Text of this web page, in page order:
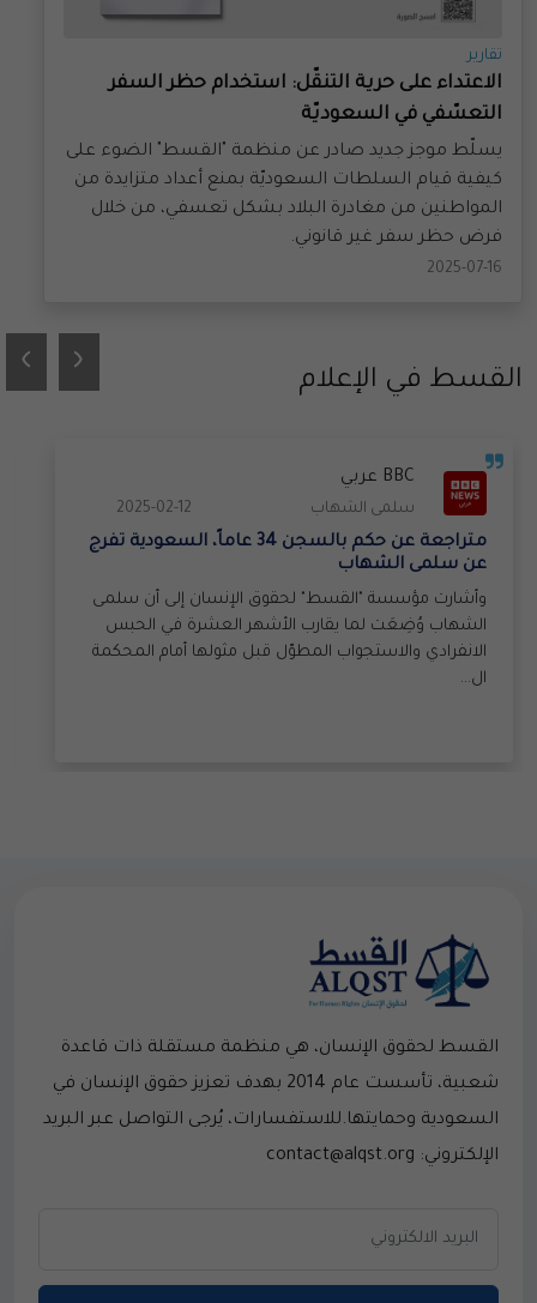
الاعتداء على حرية التنقّل: استخدام حظر السفر
التعسّفي في السعوديّة
يسلّط موجز جديد صادر عن منظمة "القسط" الضوء على
كيفية قيام السلطات السعوديّة بمنع أعداد متزايدة من
المواطنين من مغادرة البلاد بشكل تعسفي، من خلال
فرض حظر سفر غير قانوني.
2025-07-16
الحقوق الرقمية
الناشطة السعودية لينا الهذلول تنتقد "قمع" حكومة
بلادها للمعارضة خلال منتدى أممي بالرياض
وفي لحظة نادرة، يعد ظهور الهذلول، رئيسة قسم
التواصل في مؤسسة "القسط" لحقوق الإنسان ومقرها
لندن، في جلسة لمؤتمر حوكمة الإنترنت برعاية الأمم
المتحدة في...
‹
›
شعبية، تأسست عام 2014 بهدف تعزيز حقوق الإنسان في
السعودية وحمايتها.للاستفسارات، يُرجى التواصل عبر البريد
الإلكتروني: contact@alqst.org
اشترك في نشرتنا